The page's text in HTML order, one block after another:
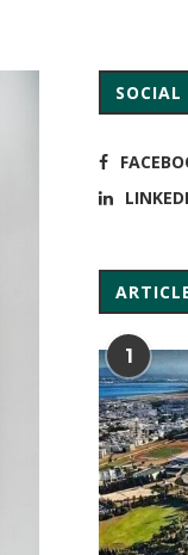
SOCIAL
1